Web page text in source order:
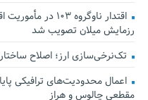
رزمایش میلان تصویب شد
تک‌نرخی‌سازی ارز؛ اصلاح
اعمال محدودیت‌های ترافیکی
مقطعی چالوس و هراز